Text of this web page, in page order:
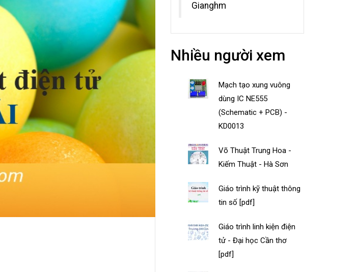
Gianghm
Nhiều người xem
Mạch tạo xung vuông
dùng IC NE555
(Schematic + PCB) -
KD0013
Võ Thuật Trung Hoa -
Kiếm Thuật - Hà Sơn
Giáo trình kỹ thuật thông
tin số [pdf]
Giáo trình linh kiện điện
tử - Đại học Cần thơ
[pdf]